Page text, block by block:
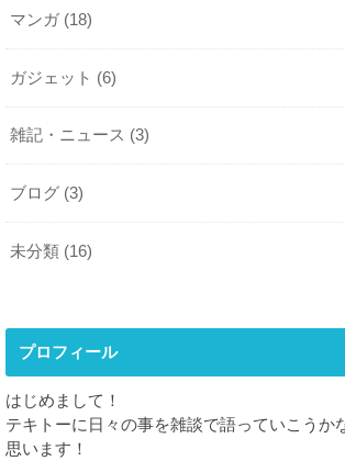
マンガ (18)
ガジェット (6)
雑記・ニュース (3)
ブログ (3)
未分類 (16)
プロフィール
はじめまして！
テキトーに日々の事を雑談で語っていこうか
思います！